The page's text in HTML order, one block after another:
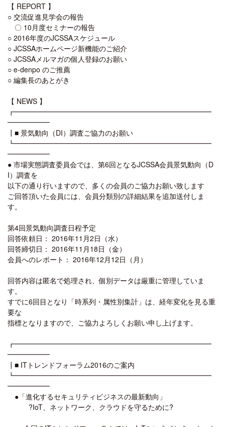
【 REPORT 】
○ 交流促進見学会の報告
〇 10月度セミナーの報告
○ 2016年度のJCSSAスケジュール
○ JCSSAホームページ新機能のご紹介
○ JCSSAメルマガの個人登録のお願い
○ e-denpo のご推薦
○ 編集長のあとがき
【 NEWS 】
┏━━━━━━━━━━━━━━━━━━━━━━━━━━━━
━━━━━━
┃■ 景気動向（DI）調査ご協力のお願い
┗━━━━━━━━━━━━━━━━━━━━━━━━━━━━
━━━━━━
● 市場実態調査委員会では、第6回となるJCSSA会員景気動向（D
I）調査を
以下の通り行いますので、多くの会員のご協力お願い致します
ご回答頂いた会員には、会員分類別の詳細結果を追加送付しま
す。
第4回景気動向調査日程予定
回答依頼日： 2016年11月2日（水）
回答締切日： 2016年11月18日（金）
会員へのレポート： 2016年12月12日（月）
回答内容は匿名で処理され、個別データは厳重に管理していま
す。
すでに6回目となり「時系列・属性別集計」は、経年変化を見る重
要な
指標となりますので、ご協力よろしくお願い申し上げます。
┏━━━━━━━━━━━━━━━━━━━━━━━━━━━━
━━━━━━
┃■ ITトレンドフォーラム2016のご案内
┗━━━━━━━━━━━━━━━━━━━━━━━━━━━━
━━━━━━
●「進化するセキュリティビジネスの最新動向」
?IoT、ネットワーク、クラウドを守るために?